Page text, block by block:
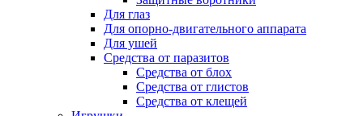
Для глаз
Для опорно-двигательного аппарата
Для ушей
Средства от паразитов
Средства от блох
Средства от глистов
Средства от клещей